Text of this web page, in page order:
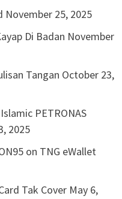
November 25, 2025
Di Badan November
Tangan October 23,
PETRONAS
2025
on TNG eWallet
Tak Cover May 6,